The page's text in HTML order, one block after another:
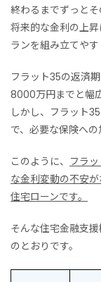
終わるまでずっとそ
将来的な金利の上
ランを組み立てやす
フラット35の返済
8000万円までと幅
しかし、フラット
で、必要な保険へ
このように、 フラ
な金利変動の不安
住宅ローンです。
そんな住宅金融支
のとおりです。